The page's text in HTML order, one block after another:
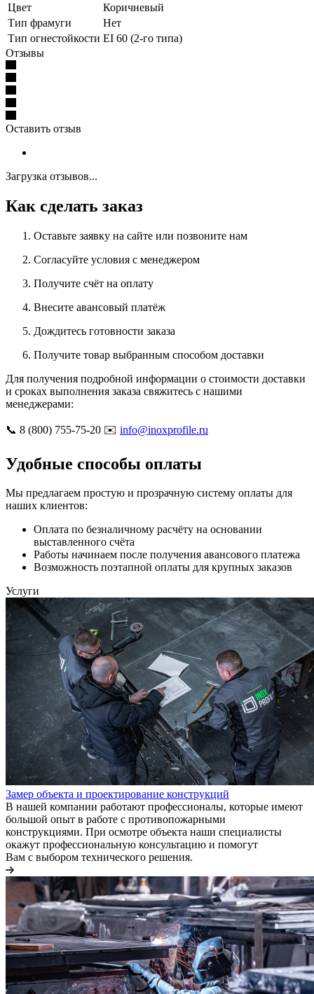
Цвет
Коричневый
Тип фрамуги
Нет
Тип огнестойкости EI 60 (2-го типа)
Отзывы
Оставить отзыв
Загрузка отзывов...
Как сделать заказ
Оставьте заявку на сайте или позвоните нам
Согласуйте условия с менеджером
Получите счёт на оплату
Внесите авансовый платёж
Дождитесь готовности заказа
Получите товар выбранным способом доставки
Для получения подробной информации о стоимости доставки
и сроках выполнения заказа свяжитесь с нашими
менеджерами:
📞 8 (800) 755-75-20 ✉️ info@inoxprofile.ru
Удобные способы оплаты
Мы предлагаем простую и прозрачную систему оплаты для
наших клиентов:
Оплата по безналичному расчёту на основании
выставленного счёта
Работы начинаем после получения авансового платежа
Возможность поэтапной оплаты для крупных заказов
Услуги
Замер объекта и проектирование конструкций
В нашей компании работают профессионалы, которые имеют
большой опыт в работе с противопожарными
конструкциями. При осмотре объекта наши специалисты
окажут профессиональную консультацию и помогут
Вам с выбором технического решения.